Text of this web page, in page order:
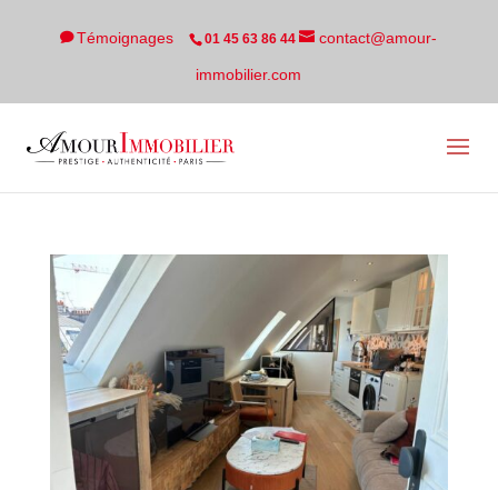
Témoignages 01 45 63 86 44 contact@amour-
immobilier.com